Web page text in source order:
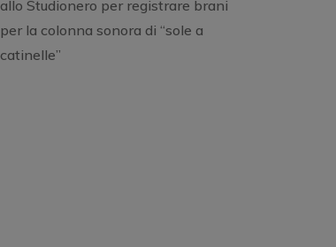
allo Studionero per registrare brani
per la colonna sonora di “sole a
catinelle”